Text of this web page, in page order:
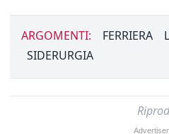
ARGOMENTI: FERRIERA
SIDERURGIA